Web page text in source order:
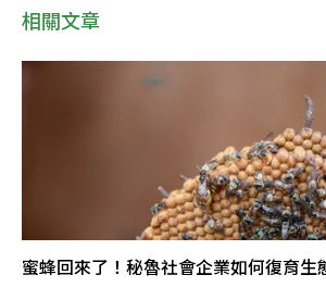
相關文章
蜜蜂回來了！秘魯社會企業如何復育生